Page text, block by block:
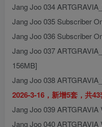
Jang Joo 034
Jang Joo 035 Subscriber
Jang Joo 036 Subscriber
Jang Joo 037
156MB]
Jang Joo 038
2026-3-16，新增5套，共
Jang Joo 039 ARTGRAVIA
Jang Joo 040 ARTGRAVIA